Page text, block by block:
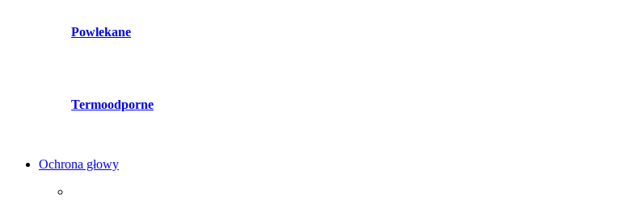
Powlekane
Termoodporne
Ochrona głowy